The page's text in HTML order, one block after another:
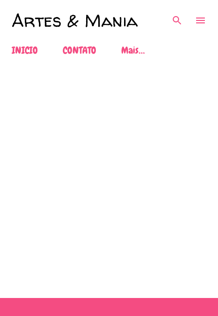
Artes & Mania
INICIO CONTATO Mais…